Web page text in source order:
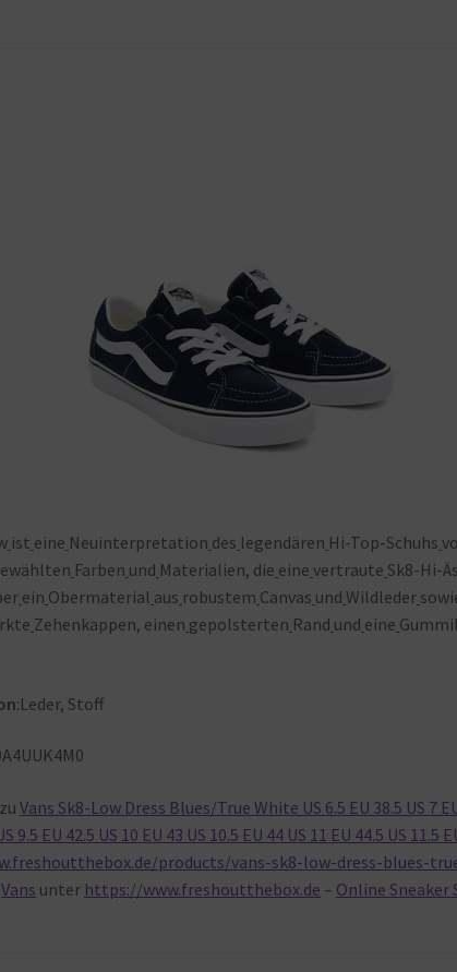
ist eine Neuinterpretation des legendären Hi-Top-Schuhs
Farben und Materialien, die eine vertraute Sk8-Hi-
ein Obermaterial aus robustem Canvas und Wildleder
Zehenkappen, einen gepolsterten Rand und eine
:Leder, Stoff
zuVans Sk8-Low Dress Blues/True White US 6.5 EU 38.5 US 7
9.5 EU 42.5 US 10 EU 43 US 10.5 EU 44 US 11 EU 44.5 US 11.5
products/vans-sk8-low-dress-blues-
Vans unter https://www.freshoutthebox.de – Online Sneaker